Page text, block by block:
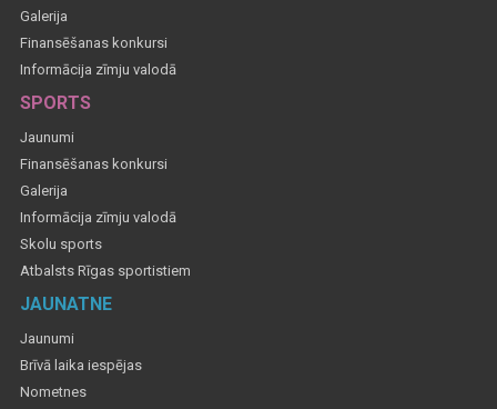
Galerija
Finansēšanas konkursi
Informācija zīmju valodā
SPORTS
Jaunumi
Finansēšanas konkursi
Galerija
Informācija zīmju valodā
Skolu sports
Atbalsts Rīgas sportistiem
JAUNATNE
Jaunumi
Brīvā laika iespējas
Nometnes